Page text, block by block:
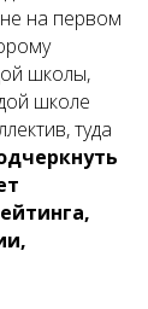
на первом
школы,
школе
туда